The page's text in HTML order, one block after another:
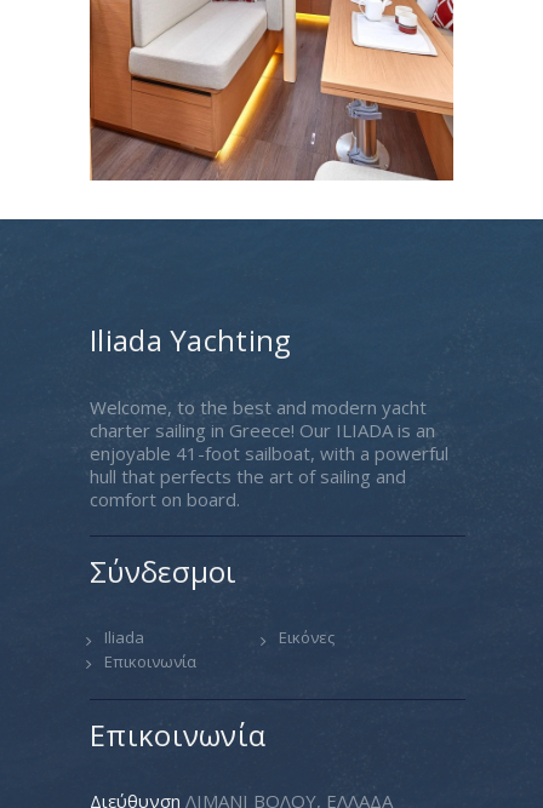
Iliada Yachting
Welcome, to the best and modern yacht
charter sailing in Greece! Our ILIADA is an
enjoyable 41-foot sailboat, with a powerful
hull that perfects the art of sailing and
comfort on board.
Σύνδεσμοι
Iliada
Εικόνες
Επικοινωνία
Επικοινωνία
Διεύθυνση ΛΙΜΑΝΙ ΒΟΛΟΥ, ΕΛΛΑΔΑ